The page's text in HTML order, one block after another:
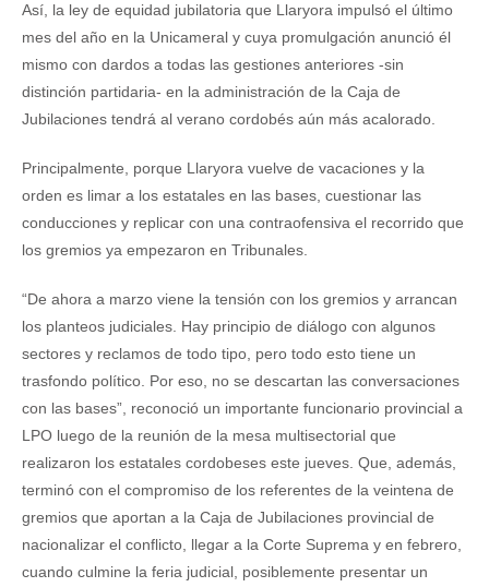
Así, la ley de equidad jubilatoria que Llaryora impulsó el último
mes del año en la Unicameral y cuya promulgación anunció él
mismo con dardos a todas las gestiones anteriores -sin
distinción partidaria- en la administración de la Caja de
Jubilaciones tendrá al verano cordobés aún más acalorado.
Principalmente, porque Llaryora vuelve de vacaciones y la
orden es limar a los estatales en las bases, cuestionar las
conducciones y replicar con una contraofensiva el recorrido que
los gremios ya empezaron en Tribunales.
“De ahora a marzo viene la tensión con los gremios y arrancan
los planteos judiciales. Hay principio de diálogo con algunos
sectores y reclamos de todo tipo, pero todo esto tiene un
trasfondo político. Por eso, no se descartan las conversaciones
con las bases”, reconoció un importante funcionario provincial a
LPO luego de la reunión de la mesa multisectorial que
realizaron los estatales cordobeses este jueves. Que, además,
terminó con el compromiso de los referentes de la veintena de
gremios que aportan a la Caja de Jubilaciones provincial de
nacionalizar el conflicto, llegar a la Corte Suprema y en febrero,
cuando culmine la feria judicial, posiblemente presentar un